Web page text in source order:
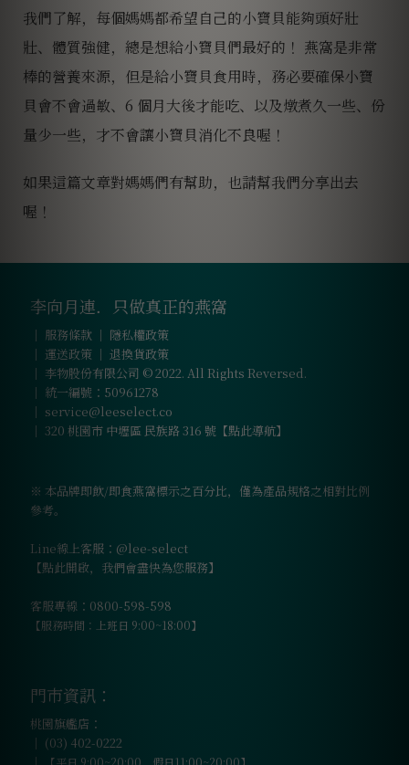
我們了解，每個媽媽都希望自己的小寶貝能夠頭好壯
壯、體質強健，總是想給小寶貝們最好的！ 燕窩是非常
棒的營養來源，但是給小寶貝食用時， 務必要確保小寶
貝會不會過敏、6 個月大後才能吃、以及燉煮久一些、份
量少一些，才不會讓小寶貝消化不良喔 ！
如果這篇文章對媽媽們有幫助，也請幫我們分享出去
喔！
李向月連．只做真正的燕窩
｜ 服務條款 ｜ 隱私權政策
｜ 運送政策 ｜ 退換貨政策
｜ 李物股份有限公司 © 2022. All Rights Reversed.
｜ 統一編號：50961278
｜ service@leeselect.co
｜ 320 桃園市 中壢區 民族路 316 號【點此導航】
※ 本品牌即飲/即食燕窩標示之百分比，僅為產品規格之相對比例
參考。
Line線上客服：@lee-select
【點此開啟，我們會盡快為您服務】
客服專線：0800-598-598
【服務時間：上班日 9:00~18:00】
門市資訊：
桃園旗艦店：
｜ (03) 402-0222
【平日 9:00~20:00、假日11:00~20:00】